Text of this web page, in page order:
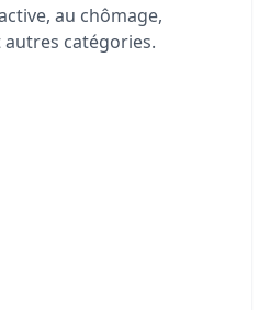
au chômage,
catégories.